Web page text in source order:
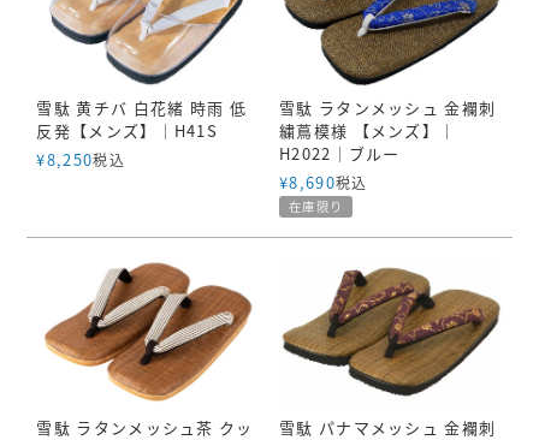
雪駄 黄チバ 白花緒 時雨 低
反発【メンズ】｜H41S
¥8,250税込
雪駄 ラタンメッシュ 金襴刺
繍蔦模様 【メンズ】｜
H2022｜ブルー
¥8,690税込
在庫限り
雪駄 ラタンメッシュ茶 クッ
雪駄 パナマメッシュ 金襴刺